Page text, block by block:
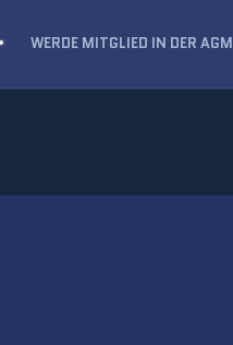
WERDE MITGLIED IN DER AGM